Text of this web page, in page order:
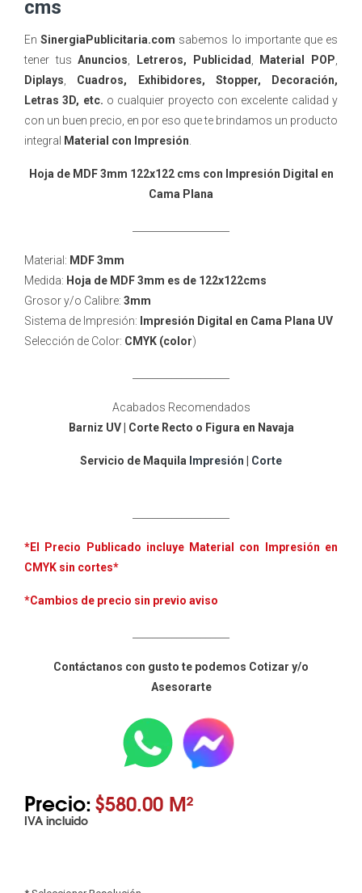
cms
EnSinergiaPublicitaria.com sabemos lo importante que es
tener tusAnuncios Letreros, Publicidad Material POP
Diplays
Cuadros, Exhibidores, Stopper, Decoración,
Letras 3D, etc. o cualquier proyecto con excelente calidad y
con un buen precio, en por eso que te brindamos un producto
integral
Material con Impresión
Hoja de MDF 3mm 122x122 cms con Impresión Digital en
Cama Plana
Material: MDF 3mm
Medida: Hoja de MDF 3mm es de 122x122cms
Grosor y/o Calibre: 3mm
Sistema de Impresión: Impresión Digital en Cama Plana UV
Selección de Color: CMYK (color)
Acabados Recomendados
Barniz UV | Corte Recto o Figura en Navaja
Servicio de Maquila Impresión Corte
*El Precio Publicado incluye Material con Impresión en
CMYK sin cortes*
*Cambios de precio sin previo aviso
Contáctanos con gusto te podemos Cotizar y/o
Asesorarte
Precio:$580.00 M²
IVA incluido